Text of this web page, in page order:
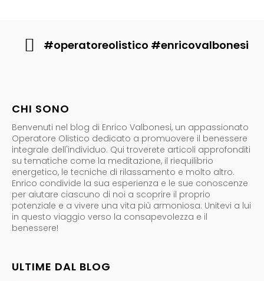
#operatoreolistico #enricovalbonesi
CHI SONO
Benvenuti nel blog di Enrico Valbonesi, un appassionato
Operatore Olistico dedicato a promuovere il benessere
integrale dell'individuo. Qui troverete articoli approfonditi
su tematiche come la meditazione, il riequilibrio
energetico, le tecniche di rilassamento e molto altro.
Enrico condivide la sua esperienza e le sue conoscenze
per aiutare ciascuno di noi a scoprire il proprio
potenziale e a vivere una vita più armoniosa. Unitevi a lui
in questo viaggio verso la consapevolezza e il
benessere!
ULTIME DAL BLOG